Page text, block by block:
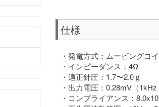
仕様
・発電方式：ムービングコ
・インピーダンス：4Ω
・適正針圧：1.7〜2.0ｇ
・出力電圧：0.28mV（
・コンプライアンス：